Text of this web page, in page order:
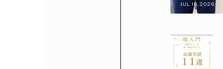
JUL. 16, 2026
PR